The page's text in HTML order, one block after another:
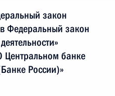
закон
Федеральный закон
Центральном банке
России)»